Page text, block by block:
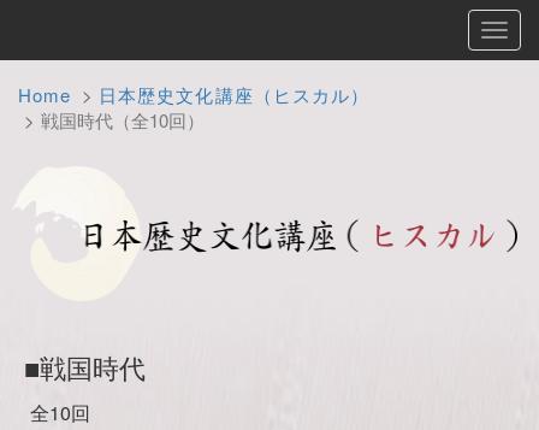
Home
日本歴史文化講座（ヒスカル）
戦国時代（全10回）
■戦国時代
全10回